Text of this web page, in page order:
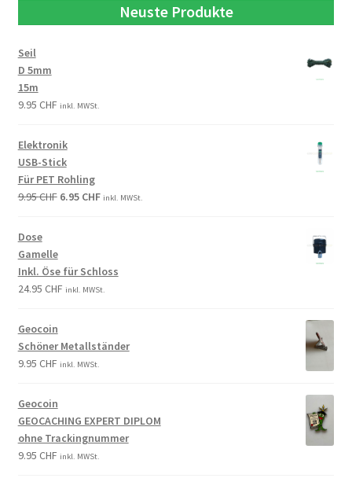
Neuste Produkte
Seil
D 5mm
15m
9.95 CHF inkl. MWSt.
Elektronik
USB-Stick
Für PET Rohling
9.95CHF 6.95 CHF inkl. MWSt.
Dose
Gamelle
Inkl. Öse für Schloss
24.95 CHF inkl. MWSt.
Geocoin
Schöner Metallständer
9.95 CHF inkl. MWSt.
Geocoin
GEOCACHING EXPERT DIPLOM
ohne Trackingnummer
9.95 CHF inkl. MWSt.